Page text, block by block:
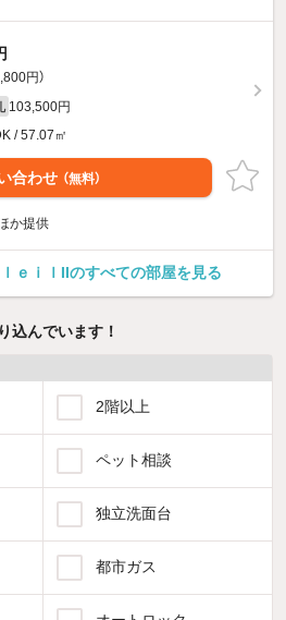
円）
103,500円
/ 57.07㎡
合わせ （無料）
か提供
ｅｉｌIIのすべての部屋を見る
込んでいます！
2階以上
ペット相談
独立洗面台
都市ガス